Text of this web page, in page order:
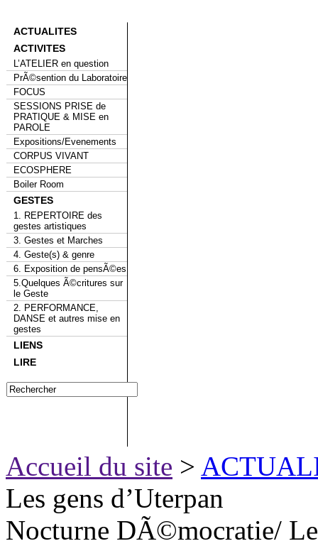
ACTUALITES
ACTIVITES
L’ATELIER en question
PrÃ©sention du Laboratoire
FOCUS
SESSIONS PRISE de
PRATIQUE & MISE en
PAROLE
Expositions/Evenements
CORPUS VIVANT
ECOSPHERE
Boiler Room
GESTES
1. REPERTOIRE des
gestes artistiques
3. Gestes et Marches
4. Geste(s) & genre
6. Exposition de pensÃ©es
5.Quelques Ã©critures sur
le Geste
2. PERFORMANCE,
DANSE et autres mise en
gestes
LIENS
LIRE
Accueil du site >
Les gens d’Uterpan
Nocturne DÃ©mocratie/